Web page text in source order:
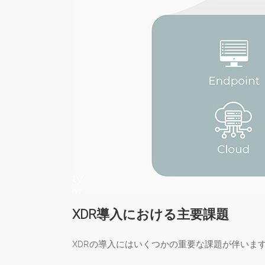
XDR導入における主要課題
XDRの導入にはいくつかの重要な課題が伴いま